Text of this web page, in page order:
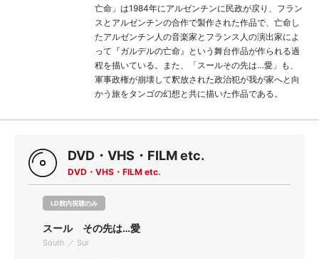
亡命」は1984年にアルゼンチンに民政が戻り、フラン
スとアルゼンチンの合作で製作された作品で、亡命し
たアルゼンチン人の音楽家とフランス人の演出家によ
って『ガルデルの亡命』という舞台作品が作られる過
程を描いている。また、「スールその先は…愛」も、
軍事政権が崩壊して釈放された政治犯が我が家へと向
かう旅をタンゴの幻想と共に描いた作品である。
DVD・VHS・FILM etc.
DVD・VHS・FILM etc.
LD館内視聴のみ
スール その先は…愛
South ／ Sur